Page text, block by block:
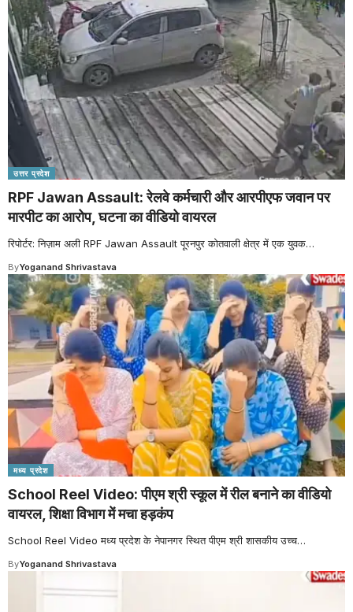
उत्तर प्रदेश
RPF Jawan Assault: रेलवे कर्मचारी और आरपीएफ जवान पर
मारपीट का आरोप, घटना का वीडियो वायरल
रिपोर्टर: निज़ाम अली RPF Jawan Assault पूरनपुर कोतवाली क्षेत्र में एक युवक…
ByYoganand Shrivastava
मध्य प्रदेश
School Reel Video: पीएम श्री स्कूल में रील बनाने का वीडियो
वायरल, शिक्षा विभाग में मचा हड़कंप
School Reel Video मध्य प्रदेश के नेपानगर स्थित पीएम श्री शासकीय उच्च…
ByYoganand Shrivastava